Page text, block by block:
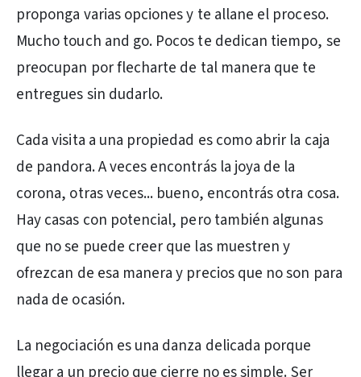
proponga varias opciones y te allane el proceso.
Mucho touch and go. Pocos te dedican tiempo, se
preocupan por flecharte de tal manera que te
entregues sin dudarlo.
Cada visita a una propiedad es como abrir la caja
de pandora. A veces encontrás la joya de la
corona, otras veces... bueno, encontrás otra cosa.
Hay casas con potencial, pero también algunas
que no se puede creer que las muestren y
ofrezcan de esa manera y precios que no son para
nada de ocasión.
La negociación es una danza delicada porque
llegar a un precio que cierre no es simple. Ser